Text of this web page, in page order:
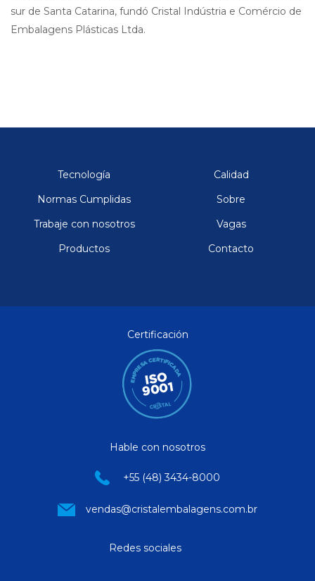
sur de Santa Catarina, fundó Cristal Indústria e Comércio de
Embalagens Plásticas Ltda.
Tecnología
Calidad
Normas Cumplidas
Sobre
Trabaje con nosotros
Vagas
Productos
Contacto
Certificación
Hable con nosotros
+55 (48) 3434-8000
vendas@cristalembalagens.com.br
Redes sociales